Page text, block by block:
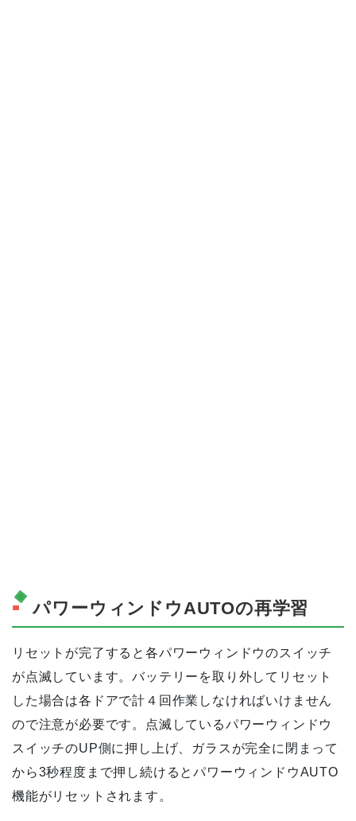
パワーウィンドウAUTOの再学習
リセットが完了すると各パワーウィンドウのスイッチ
が点滅しています。バッテリーを取り外してリセット
した場合は各ドアで計４回作業しなければいけません
ので注意が必要です。点滅しているパワーウィンドウ
スイッチのUP側に押し上げ、ガラスが完全に閉まって
から3秒程度まで押し続けるとパワーウィンドウAUTO
機能がリセットされます。